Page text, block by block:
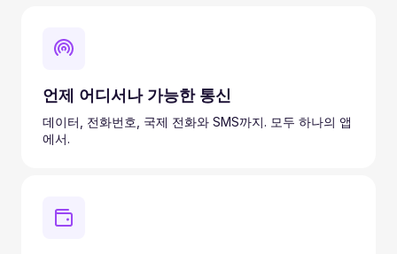
언제 어디서나 가능한 통신
데이터, 전화번호, 국제 전화와 SMS까지. 모두 하나의 앱
에서.